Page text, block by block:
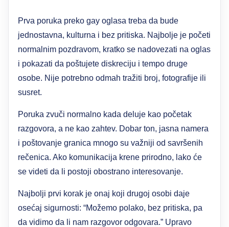
Prva poruka preko gay oglasa treba da bude
jednostavna, kulturna i bez pritiska. Najbolje je početi
normalnim pozdravom, kratko se nadovezati na oglas
i pokazati da poštujete diskreciju i tempo druge
osobe. Nije potrebno odmah tražiti broj, fotografije ili
susret.
Poruka zvuči normalno kada deluje kao početak
razgovora, a ne kao zahtev. Dobar ton, jasna namera
i poštovanje granica mnogo su važniji od savršenih
rečenica. Ako komunikacija krene prirodno, lako će
se videti da li postoji obostrano interesovanje.
Najbolji prvi korak je onaj koji drugoj osobi daje
osećaj sigurnosti: “Možemo polako, bez pritiska, pa
da vidimo da li nam razgovor odgovara.” Upravo